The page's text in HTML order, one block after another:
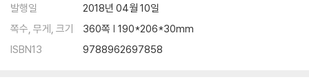
기출예상문제
[부 록] 한국관광공사법령 및 기출문제
발행일
2018년 04월 10일
쪽수, 무게, 크기
360쪽 | 190*206*30mm
ISBN13
9788962697858